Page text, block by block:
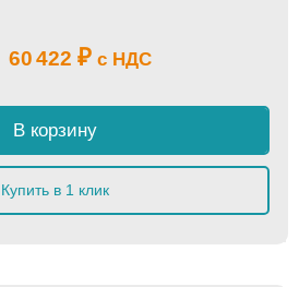
60 422 ₽ с НДС
В корзину
Купить в 1 клик